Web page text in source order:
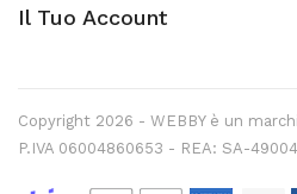
Il Tuo Account
Copyright 2026 - WEBBY è un
P.IVA 06004860653 - REA: SA-